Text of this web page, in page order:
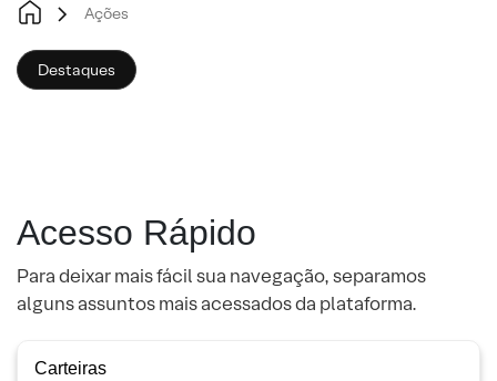
Ações
Destaques
Acesso Rápido
Para deixar mais fácil sua navegação, separamos
alguns assuntos mais acessados da plataforma.
Carteiras